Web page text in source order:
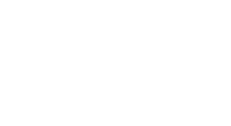
eroju | charitra lo eroju |